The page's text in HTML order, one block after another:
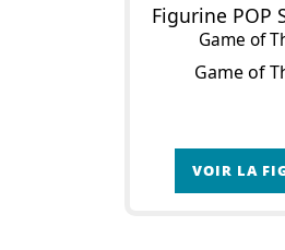
Figurine POP
Game of
Game of
VOIR LA